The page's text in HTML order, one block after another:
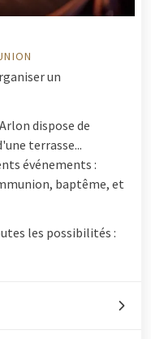
un
dispose de
terrasse...
événements :
baptême, et
les possibilités :